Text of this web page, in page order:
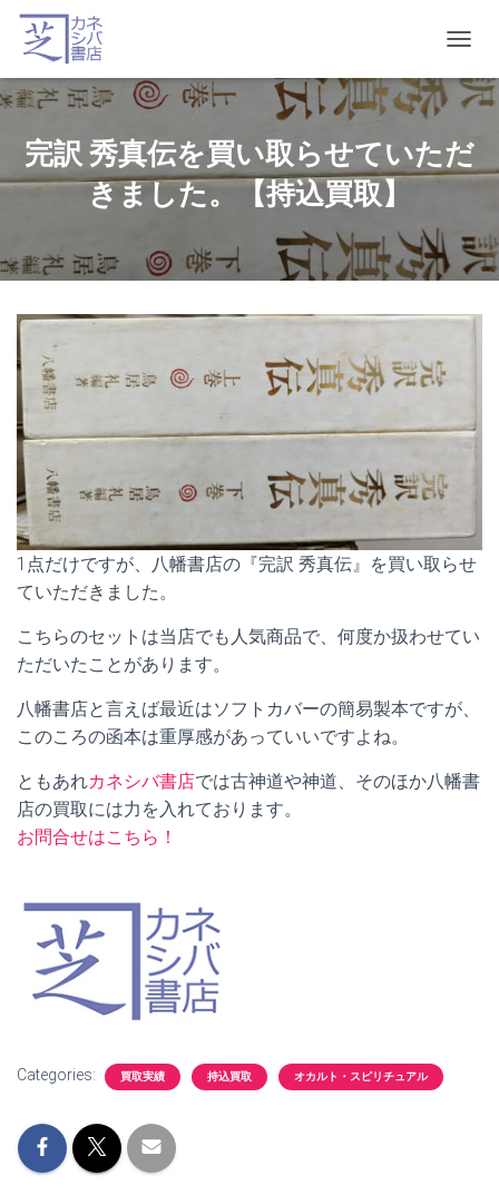
O
G
E
N
G
完訳 秀真伝を買い取らせていただ
きました。【持込買取】
1点だけですが、八幡書店の『完訳 秀真伝』を買い取らせ
ていただきました。
こちらのセットは当店でも人気商品で、何度か扱わせてい
ただいたことがあります。
八幡書店と言えば最近はソフトカバーの簡易製本ですが、
このころの函本は重厚感があっていいですよね。
ともあれカネシバ書店では古神道や神道、そのほか八幡書
店の買取には力を入れております。
お問合せはこちら！
Categories: 買取実績 持込買取 オカルト・スピリチュアル